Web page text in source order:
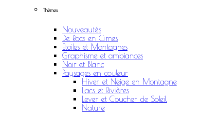
Thèmes
Nouveautés
De Rocs en Cimes
Etoiles et Montagnes
Graphisme et ambiances
Noir et Blanc
Paysages en couleur
Hiver et Neige en Montagne
Lacs et Rivières
Lever et Coucher de Soleil
Nature